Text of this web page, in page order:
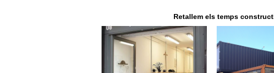
Retallem els temps